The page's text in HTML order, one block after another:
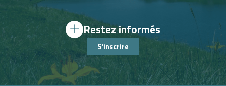
Restez informés
S'inscrire